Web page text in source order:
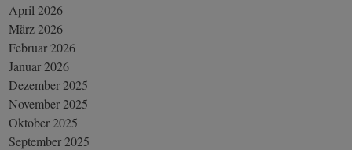
April 2026
März 2026
Februar 2026
Januar 2026
Dezember 2025
November 2025
Oktober 2025
September 2025